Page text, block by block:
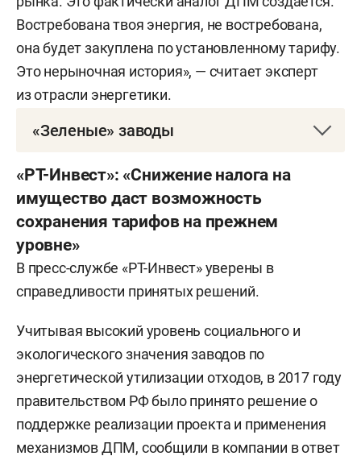
Востребована твоя энергия, не востребована,
она будет закуплена по установленному тарифу.
Это нерыночная история», — считает эксперт
из отрасли энергетики.
«Зеленые» заводы
отходов в энергию: четыре в Подмосковье
и один в Татарстане. Их стоимость оценивается
в 150 млрд рублей. Мусоросжигательный завод
(МСЗ) в поселке Осиново Зеленодольского
района с установленной электрической
мощностью в 55 МВт сможет ежегодно
перерабатывать до 550 тыс. т твердых
коммунальных отходов (ТКО). «РТ-Инвест»
создан в 2012 году при участии госкорпорации
«Ростех».
«РТ-Инвест»: «Снижение налога на
имущество даст возможность
сохранения тарифов на прежнем
уровне»
В пресс-службе «РТ-Инвест» уверены в
справедливости принятых решений.
Учитывая высокий уровень социального и
экологического значения заводов по
энергетической утилизации отходов, в 2017 году
правительством РФ было принято решение о
поддержке реализации проекта и применения
механизмов ДПМ, сообщили в компании в ответ